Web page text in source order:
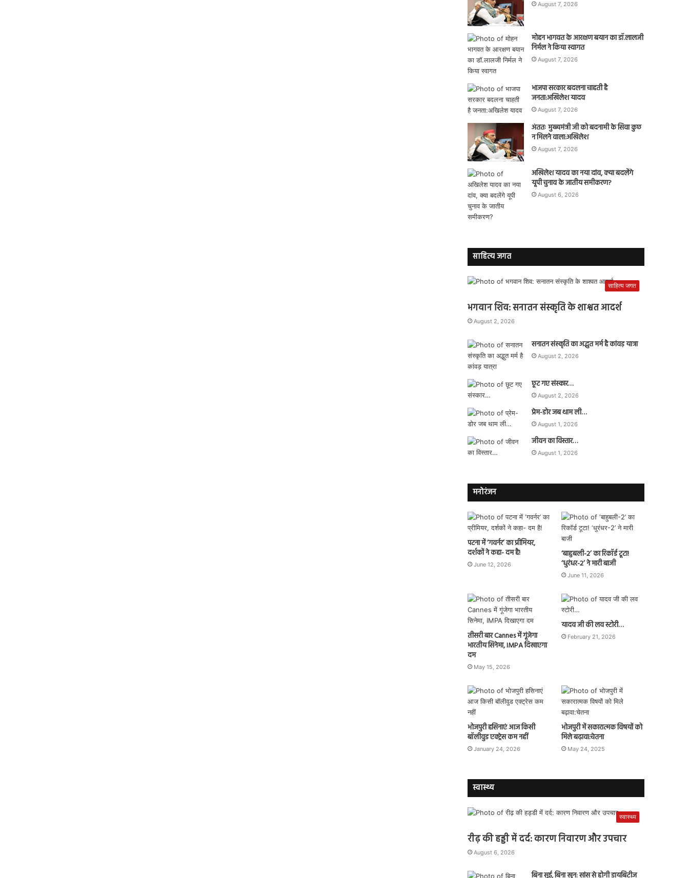
August 7, 2026
मोहन भागवत के आरक्षण बयान का डॉ.लालजी
निर्मल ने किया स्वागत
August 7, 2026
भाजपा सरकार बदलना चाहती है
जनता:अखिलेश यादव
August 7, 2026
अंततः मुख्यमंत्री जी को बदनामी के सिवा कुछ
न मिलने वाला:अखिलेश
August 7, 2026
अखिलेश यादव का नया दांव, क्या बदलेंगे
यूपी चुनाव के जातीय समीकरण?
August 6, 2026
साहित्य जगत
साहित्य जगत
भगवान शिव: सनातन संस्कृति के शाश्वत आदर्श
August 2, 2026
सनातन संस्कृति का अद्भुत मर्म है कांवड़ यात्रा
August 2, 2026
छूट गए संस्कार…
August 2, 2026
प्रेम-डोर जब थाम ली…
August 1, 2026
जीवन का विस्तार…
August 1, 2026
मनोरंजन
पटना में ‘गवर्नर’ का प्रीमियर,
दर्शकों ने कहा- दम है!
June 12, 2026
‘बाहुबली-2’ का रिकॉर्ड टूटा!
‘धुरंधर-2’ ने मारी बाजी
June 11, 2026
तीसरी बार Cannes में गूंजेगा
भारतीय सिनेमा, IMPA दिखाएगा
दम
May 15, 2026
यादव जी की लव स्टोरी…
February 21, 2026
भोजपुरी हसिनाएं आज किसी
बॉलीवुड एक्ट्रेस कम नहीं
January 24, 2026
भोजपुरी में सकारात्मक विषयों को
मिले बढ़ावा:चेतना
May 24, 2025
स्वास्थ्य
स्वास्थ्य
रीढ़ की हड्डी में दर्द: कारण निवारण और उपचार
August 6, 2026
बिना सुई, बिना खून: सांस से होगी डायबिटीज